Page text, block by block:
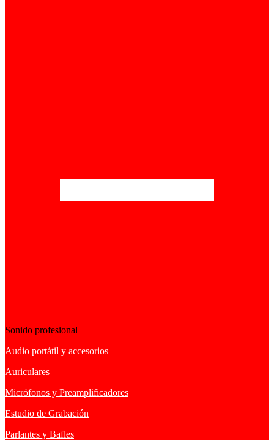
Sonido profesional
Audio portátil y accesorios
Auriculares
Micrófonos y Preamplificadores
Estudio de Grabación
Parlantes y Bafles